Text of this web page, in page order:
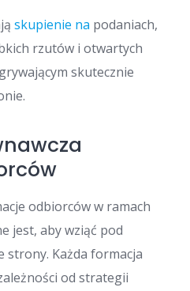
skupienie na podaniach,
rzutów i otwartych
skutecznie
odbiorców w ramach
jest, aby wziąć pod
strony. Każda formacja
od strategii